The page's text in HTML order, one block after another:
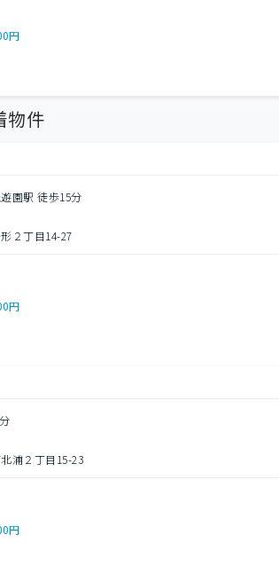
円
物件
園駅 徒歩15分
２丁目14-27
円
浦２丁目15-23
円